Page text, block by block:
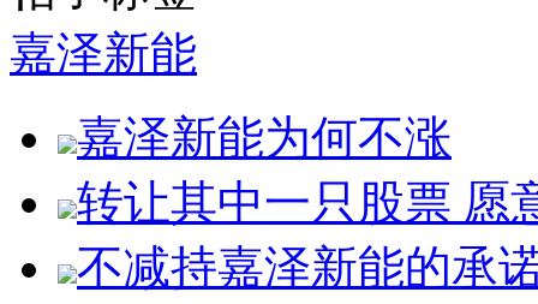
嘉泽新能
嘉泽新能为何不涨
转让其中一只股票 愿
不减持嘉泽新能的承